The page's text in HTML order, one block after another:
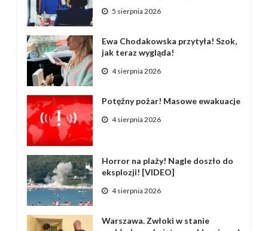
5 sierpnia 2026
Ewa Chodakowska przytyła! Szok,
jak teraz wygląda!
4 sierpnia 2026
Potężny pożar! Masowe ewakuacje
4 sierpnia 2026
Horror na plaży! Nagle doszło do
eksplozji! [VIDEO]
4 sierpnia 2026
Warszawa. Zwłoki w stanie